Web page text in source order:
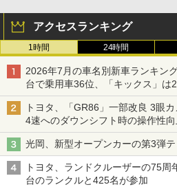
アクセスランキング
1時間 24時間
2026年7月の車名別新車ランキン
台で乗用車36位、「キックス」は
トヨタ、「GR86」一部改良 3眼
4速へのダウンシフト時の操作性
光岡、新型オープンカーの第3弾
トヨタ、ランドクルーザーの75
台のランクルと425名が参加